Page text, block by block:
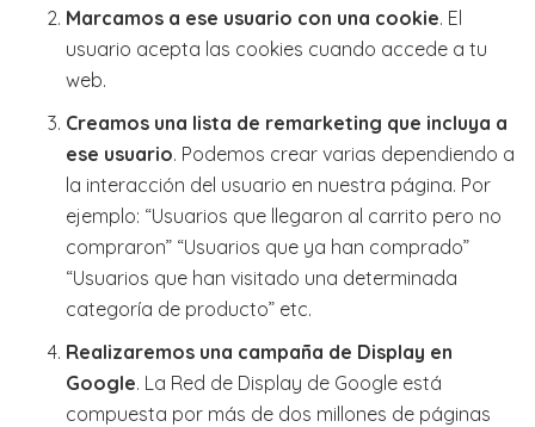
Marcamos a ese usuario con una cookie. El
usuario acepta las cookies cuando accede a tu
web.
Creamos una lista de remarketing que incluya a
ese usuario. Podemos crear varias dependiendo a
la interacción del usuario en nuestra página. Por
ejemplo: “Usuarios que llegaron al carrito pero no
compraron” “Usuarios que ya han comprado”
“Usuarios que han visitado una determinada
categoría de producto” etc.
Realizaremos una campaña de Display en
Google. La Red de Display de Google está
compuesta por más de dos millones de páginas